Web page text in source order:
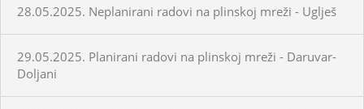
28.05.2025. Neplanirani radovi na plinskoj mreži - Uglješ
29.05.2025. Planirani radovi na plinskoj mreži - Daruvar-
Doljani